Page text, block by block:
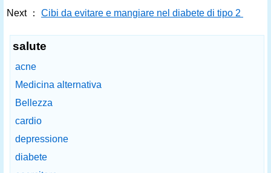
Next ：
Cibi da evitare e mangiare nel diabete di tipo 2
salute
acne
Medicina alternativa
Bellezza
cardio
depressione
diabete